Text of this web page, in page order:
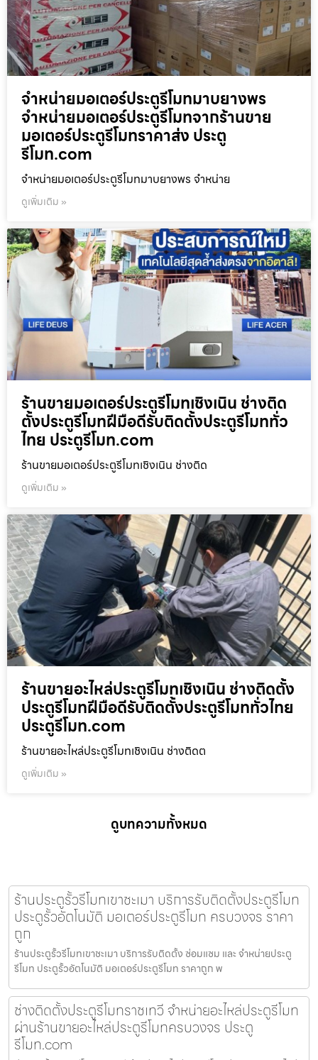
จำหน่ายมอเตอร์ประตูรีโมทมาบยางพร
จำหน่ายมอเตอร์ประตูรีโมทจากร้านขาย
มอเตอร์ประตูรีโมทราคาส่ง ประตู
รีโมท.com
จำหน่ายมอเตอร์ประตูรีโมทมาบยางพร จำหน่าย
ดูเพิ่มเติม »
ร้านขายมอเตอร์ประตูรีโมทเชิงเนิน ช่างติด
ตั้งประตูรีโมทฝีมือดีรับติดตั้งประตูรีโมททั่ว
ไทย ประตูรีโมท.com
ร้านขายมอเตอร์ประตูรีโมทเชิงเนิน ช่างติด
ดูเพิ่มเติม »
ร้านขายอะไหล่ประตูรีโมทเชิงเนิน ช่างติดตั้ง
ประตูรีโมทฝีมือดีรับติดตั้งประตูรีโมททั่วไทย
ประตูรีโมท.com
ร้านขายอะไหล่ประตูรีโมทเชิงเนิน ช่างติดต
ดูเพิ่มเติม »
ดูบทความทั้งหมด
ร้านประตูรั้วรีโมทเขาชะเมา บริการรับติดตั้งประตูรีโมท
ประตูรั้วอัตโนมัติ มอเตอร์ประตูรีโมท ครบวงจร ราคา
ถูก
ร้านประตูรั้วรีโมทเขาชะเมา บริการรับติดตั้ง ซ่อมแซม และ จำหน่ายประตู
รีโมท ประตูรั้วอัตโนมัติ มอเตอร์ประตูรีโมท ราคาถูก พ
ช่างติดตั้งประตูรีโมทราชเทวี จำหน่ายอะไหล่ประตูรีโมท
ผ่านร้านขายอะไหล่ประตูรีโมทครบวงจร ประตู
รีโมท.com